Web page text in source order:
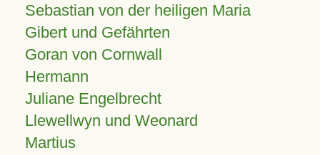
Sebastian von der heiligen Maria
Gibert und Gefährten
Goran von Cornwall
Hermann
Juliane Engelbrecht
Llewellwyn und Weonard
Martius